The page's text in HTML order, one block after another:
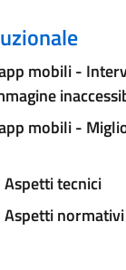
mobili -
mobili -
tecnici
normativi